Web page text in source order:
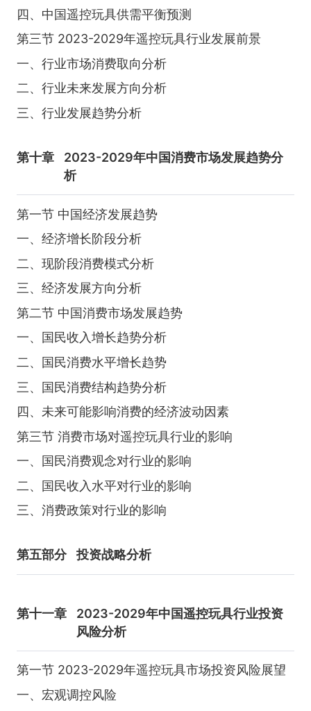
四、中国遥控玩具供需平衡预测
第三节 2023-2029年遥控玩具行业发展前景
一、行业市场消费取向分析
二、行业未来发展方向分析
三、行业发展趋势分析
第十章
2023-2029年中国消费市场发展趋势分
析
第一节 中国经济发展趋势
一、经济增长阶段分析
二、现阶段消费模式分析
三、经济发展方向分析
第二节 中国消费市场发展趋势
一、国民收入增长趋势分析
二、国民消费水平增长趋势
三、国民消费结构趋势分析
四、未来可能影响消费的经济波动因素
第三节 消费市场对遥控玩具行业的影响
一、国民消费观念对行业的影响
二、国民收入水平对行业的影响
三、消费政策对行业的影响
第五部分 投资战略分析
第十一章
2023-2029年中国遥控玩具行业投资
风险分析
第一节 2023-2029年遥控玩具市场投资风险展望
一、宏观调控风险